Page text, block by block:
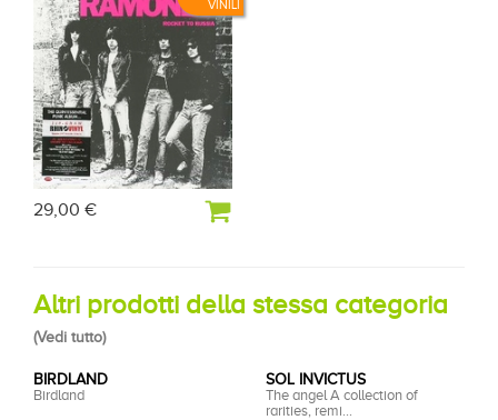
VINILI
29,00 €
Altri prodotti della stessa categoria
(Vedi tutto)
BIRDLAND
Birdland
SOL INVICTUS
The angel A collection of
rarities, remi...